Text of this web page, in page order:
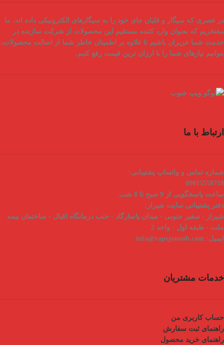
در عصری که سیگار و قلیان جای خود را به سیگارهای الکترونیکی داده اند، ما
مفتخریم که بعنوان وارد کننده مستقیم این محصولات از شرکت سازنده در
خدمت شما عزیزان باشیم تا علاوه بر اطمینان خاطر شما از
اصالت محصولات،
بتوانیم نیازهای شما را با ارزان ترین قیمت رفع کنیم.
ارتباط با ما
شماره تماس و واتساپ پشتیبانی:
09015558718
ساعت پاسخگویی از 9 صبح تا 8 شب
دفتر پشتیبانی سایت شیراز:
شیراز - سفیر جنوبی - میدان پاسارگاد - جنب درمانگاه اقبال - ساختمان بیمه
ملت - طبقه اول - واحد 2
ایمیل:
خدمات مشتریان
حساب کاربری من
راهنمای ثبت سفارش
راهنمای خرید محصول